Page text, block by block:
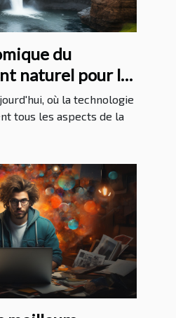
du
naturel pour les
Réunion
où la technologie
tous les aspects de la